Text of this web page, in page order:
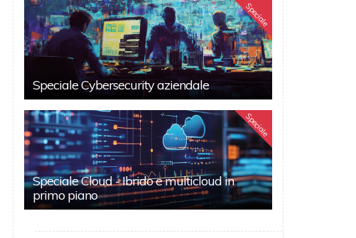
Speciale
Speciale Cybersecurity aziendale
Speciale
Speciale Cloud - Ibrido e multicloud in
primo piano